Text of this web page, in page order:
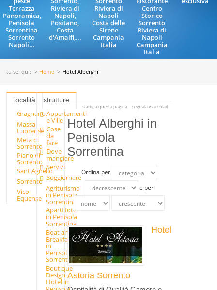
Terrazza
Panoramica,
Penisola
Sorrentina
Sorrento
Napoli...
Riviera di
Napoli,
Positano,
Costa
d'Amalfi,...
Riviera di
Napoli
Costa delle
Sirene
Campania
Italia
Centro
Storico
Sorrento
Riviera di
Napoli
Campania
Italia
tu sei qui: Home Hotel Alberghi
località
Gragnano
Massa
Lubrense
Meta di
Sorrento
Piano di
Sorrento
Sant'Agnello
Sorrento
Vico
Equense
strutture
Appartamenti
e Ville
Cose
da
fare
Dove
mangiare
Servizi
Soggiornare
Agriturismo
in Penisola
Sorrentina
ApartHotel
in Penisola
Sorrentina
Boat and
Breakfast
in
Penisola
Sorrentina
Boutique
Design
Hotel in
stampa questa pagina segnala via e-mail
Hotel Alberghi in
Penisola
Sorrentina
Ordina per
e per
Hotel
Astoria Sorrento